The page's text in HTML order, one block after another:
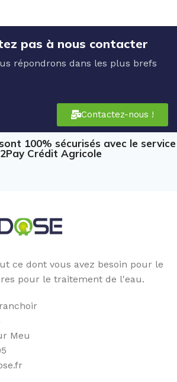
pas à nous contacter
répondrons dans les plus brefs
Contactez-nous !
100% sécurisés avec le service
Crédit Agricole
ce dont vous avez besoin pour le
pour le traitement de l'eau.
Meu